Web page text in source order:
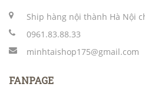
Ship hàng nội thành Hà Nội
0961.83.88.33
minhtaishop175@gmail.com
FANPAGE